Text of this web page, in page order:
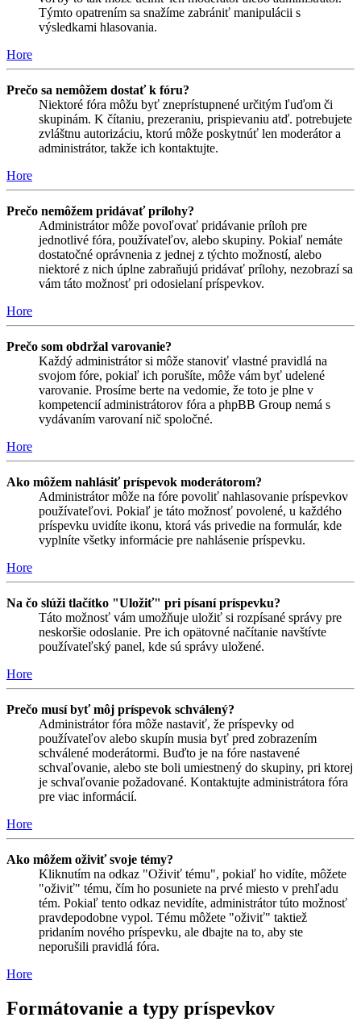
Týmto opatrením sa snažíme zabrániť manipulácii s
výsledkami hlasovania.
Hore
Prečo sa nemôžem dostať k fóru?
Niektoré fóra môžu byť zneprístupnené určitým ľuďom či
skupinám. K čítaniu, prezeraniu, prispievaniu atď. potrebujete
zvláštnu autorizáciu, ktorú môže poskytnúť len moderátor a
administrátor, takže ich kontaktujte.
Hore
Prečo nemôžem pridávať prílohy?
Administrátor môže povoľovať pridávanie príloh pre
jednotlivé fóra, používateľov, alebo skupiny. Pokiaľ nemáte
dostatočné oprávnenia z jednej z týchto možností, alebo
niektoré z nich úplne zabraňujú pridávať prílohy, nezobrazí sa
vám táto možnosť pri odosielaní príspevkov.
Hore
Prečo som obdržal varovanie?
Každý administrátor si môže stanoviť vlastné pravidlá na
svojom fóre, pokiaľ ich porušíte, môže vám byť udelené
varovanie. Prosíme berte na vedomie, že toto je plne v
kompetencií administrátorov fóra a phpBB Group nemá s
vydávaním varovaní nič spoločné.
Hore
Ako môžem nahlásiť príspevok moderátorom?
Administrátor môže na fóre povoliť nahlasovanie príspevkov
používateľovi. Pokiaľ je táto možnosť povolené, u každého
príspevku uvidíte ikonu, ktorá vás privedie na formulár, kde
vyplníte všetky informácie pre nahlásenie príspevku.
Hore
Na čo slúži tlačítko "Uložiť" pri písaní príspevku?
Táto možnosť vám umožňuje uložiť si rozpísané správy pre
neskoršie odoslanie. Pre ich opätovné načítanie navštívte
používateľský panel, kde sú správy uložené.
Hore
Prečo musí byť môj príspevok schválený?
Administrátor fóra môže nastaviť, že príspevky od
používateľov alebo skupín musia byť pred zobrazením
schválené moderátormi. Buďto je na fóre nastavené
schvaľovanie, alebo ste boli umiestnený do skupiny, pri ktorej
je schvaľovanie požadované. Kontaktujte administrátora fóra
pre viac informácií.
Hore
Ako môžem oživiť svoje témy?
Kliknutím na odkaz "Oživiť tému", pokiaľ ho vidíte, môžete
"oživiť" tému, čím ho posuniete na prvé miesto v prehľadu
tém. Pokiaľ tento odkaz nevidíte, administrátor túto možnosť
pravdepodobne vypol. Tému môžete "oživiť" taktiež
pridaním nového príspevku, ale dbajte na to, aby ste
neporušili pravidlá fóra.
Hore
Formátovanie a typy príspevkov